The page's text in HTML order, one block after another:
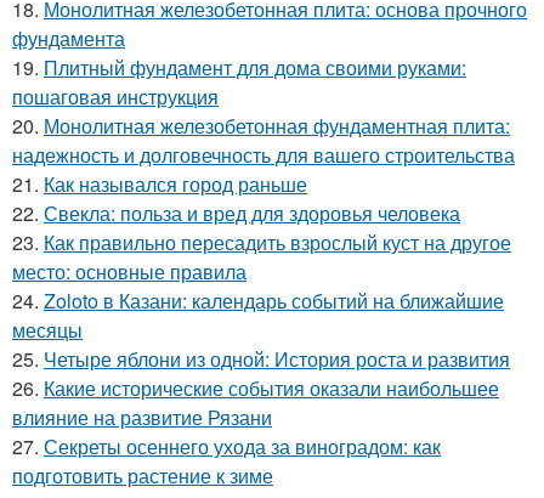
18. Монолитная железобетонная плита: основа прочного
фундамента
19. Плитный фундамент для дома своими руками:
пошаговая инструкция
20. Монолитная железобетонная фундаментная плита:
надежность и долговечность для вашего строительства
21. Как назывался город раньше
22. Свекла: польза и вред для здоровья человека
23. Как правильно пересадить взрослый куст на другое
место: основные правила
24. Zoloto в Казани: календарь событий на ближайшие
месяцы
25. Четыре яблони из одной: История роста и развития
26. Какие исторические события оказали наибольшее
влияние на развитие Рязани
27. Секреты осеннего ухода за виноградом: как
подготовить растение к зиме